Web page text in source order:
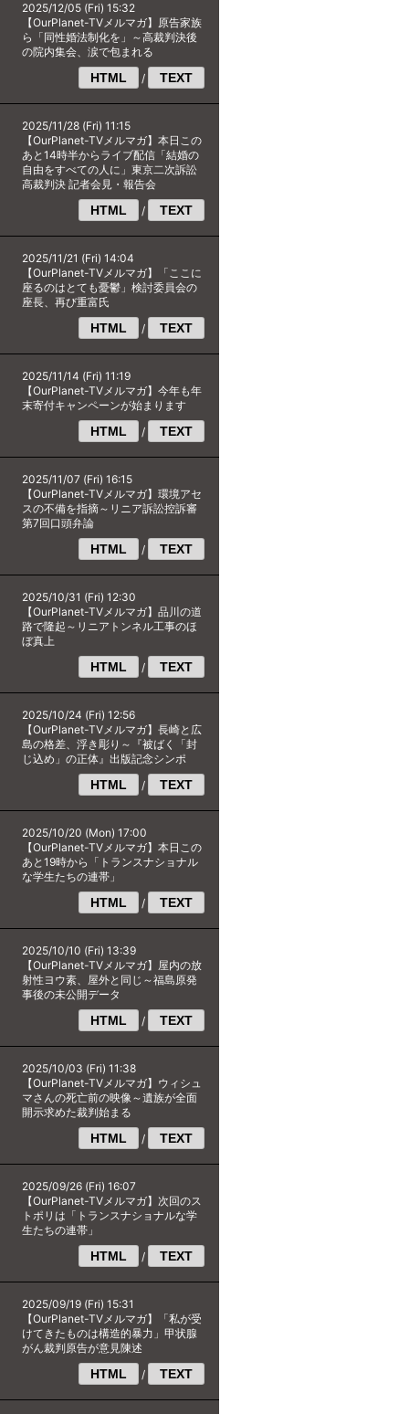
2025/12/05 (Fri) 15:32
【OurPlanet-TVメルマガ】原告家族
ら「同性婚法制化を」～高裁判決後
の院内集会、涙で包まれる
HTML / TEXT
2025/11/28 (Fri) 11:15
【OurPlanet-TVメルマガ】本日この
あと14時半からライブ配信「結婚の
自由をすべての人に」東京二次訴訟
高裁判決 記者会見・報告会
HTML / TEXT
2025/11/21 (Fri) 14:04
【OurPlanet-TVメルマガ】「ここに
座るのはとても憂鬱」検討委員会の
座長、再び重富氏
HTML / TEXT
2025/11/14 (Fri) 11:19
【OurPlanet-TVメルマガ】今年も年
末寄付キャンペーンが始まります
HTML / TEXT
2025/11/07 (Fri) 16:15
【OurPlanet-TVメルマガ】環境アセ
スの不備を指摘～リニア訴訟控訴審
第7回口頭弁論
HTML / TEXT
2025/10/31 (Fri) 12:30
【OurPlanet-TVメルマガ】品川の道
路で隆起～リニアトンネル工事のほ
ぼ真上
HTML / TEXT
2025/10/24 (Fri) 12:56
【OurPlanet-TVメルマガ】長崎と広
島の格差、浮き彫り～『被ばく「封
じ込め」の正体』出版記念シンポ
HTML / TEXT
2025/10/20 (Mon) 17:00
【OurPlanet-TVメルマガ】本日この
あと19時から「トランスナショナル
な学生たちの連帯」
HTML / TEXT
2025/10/10 (Fri) 13:39
【OurPlanet-TVメルマガ】屋内の放
射性ヨウ素、屋外と同じ～福島原発
事後の未公開データ
HTML / TEXT
2025/10/03 (Fri) 11:38
【OurPlanet-TVメルマガ】ウィシュ
マさんの死亡前の映像～遺族が全面
開示求めた裁判始まる
HTML / TEXT
2025/09/26 (Fri) 16:07
【OurPlanet-TVメルマガ】次回のス
トポリは「トランスナショナルな学
生たちの連帯」
HTML / TEXT
2025/09/19 (Fri) 15:31
【OurPlanet-TVメルマガ】「私が受
けてきたものは構造的暴力」甲状腺
がん裁判原告が意見陳述
HTML / TEXT